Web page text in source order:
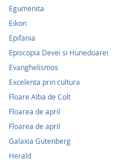
Egumenita
Eikon
Epifania
Episcopia Devei si Hunedoarei
Evanghelismos
Excelenta prin cultura
Floare Alba de Colt
Floarea de april
Floarea de april
Galaxia Gutenberg
Herald